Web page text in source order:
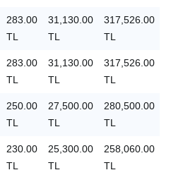
283.00
TL
31,130.00
TL
317,526.00
TL
283.00
TL
31,130.00
TL
317,526.00
TL
250.00
TL
27,500.00
TL
280,500.00
TL
230.00
TL
25,300.00
TL
258,060.00
TL